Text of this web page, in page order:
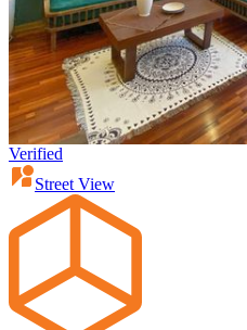
Verified
Street View